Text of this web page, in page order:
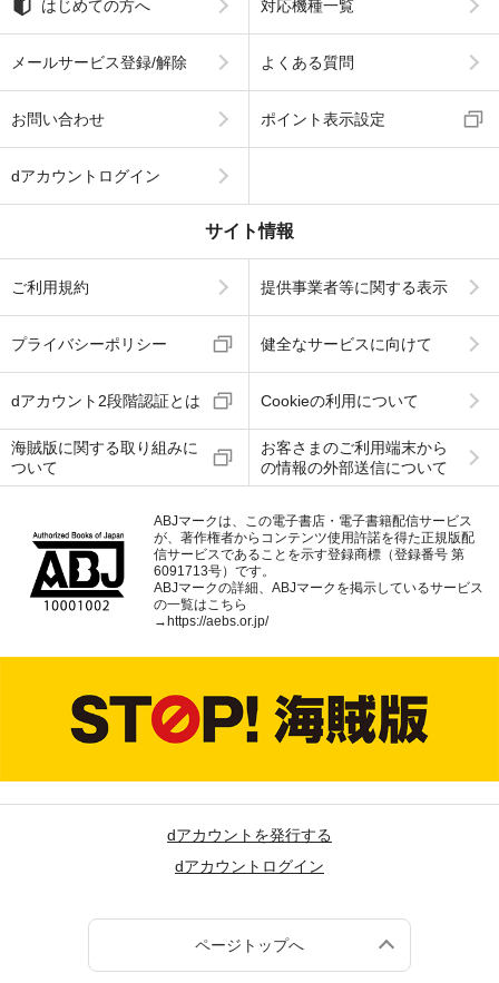
はじめての方へ 対応機種一覧
メールサービス登録/解除 よくある質問
お問い合わせ ポイント表示設定
dアカウントログイン
サイト情報
ご利用規約 提供事業者等に関する表示
プライバシーポリシー 健全なサービスに向けて
dアカウント2段階認証とは Cookieの利用について
海賊版に関する取り組みに
ついて
お客さまのご利用端末から
の情報の外部送信について
ABJマークは、この電子書店・電子書籍配信サービス
が、著作権者からコンテンツ使用許諾を得た正規版配
信サービスであることを示す登録商標（登録番号 第
6091713号）です。
ABJマークの詳細、ABJマークを掲示しているサービス
の一覧はこちら
→ https://aebs.or.jp/
dアカウントを発行する
dアカウントログイン
ページトップへ